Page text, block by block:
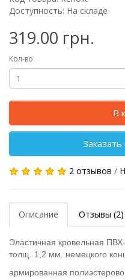
Доступность: На складе
319.00 грн.
Кол-во
В
2 отзывов /
Описание Отзывы (2)
Эластичная кровельная
толщ. 1,2 мм. немецкого
армированная